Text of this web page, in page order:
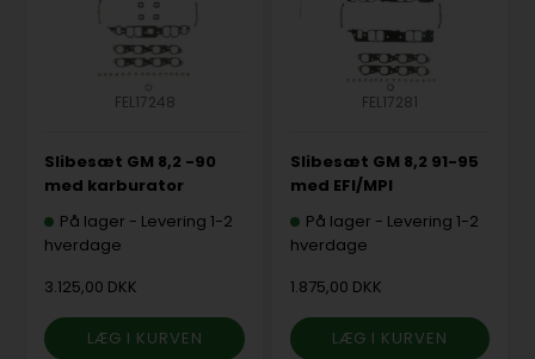
FEL17248
Slibesæt GM 8,2 -90
med karburator
På lager - Levering 1-2
hverdage
3.125,00 DKK
FEL17281
Slibesæt GM 8,2 91-95
med EFI/MPI
På lager - Levering 1-2
hverdage
1.875,00 DKK